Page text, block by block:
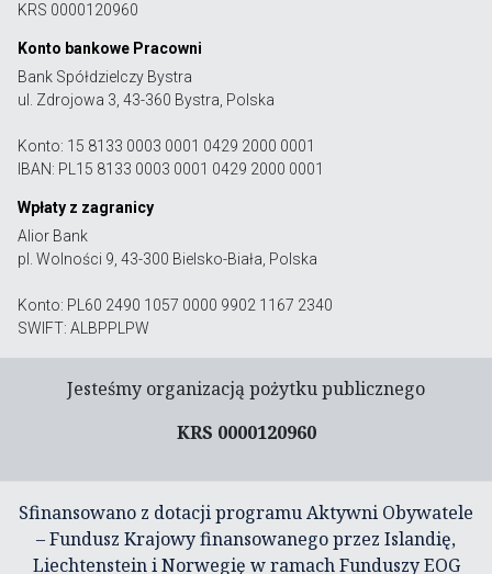
KRS 0000120960
Konto bankowe Pracowni
Bank Spółdzielczy Bystra
ul. Zdrojowa 3, 43-360 Bystra, Polska
Konto: 15 8133 0003 0001 0429 2000 0001
IBAN: PL15 8133 0003 0001 0429 2000 0001
Wpłaty z zagranicy
Alior Bank
pl. Wolności 9, 43-300 Bielsko-Biała, Polska
Konto: PL60 2490 1057 0000 9902 1167 2340
SWIFT: ALBPPLPW
Jesteśmy organizacją pożytku publicznego
KRS 0000120960
Sfinansowano z dotacji programu Aktywni Obywatele
– Fundusz Krajowy finansowanego przez Islandię,
Liechtenstein i Norwegię w ramach Funduszy EOG